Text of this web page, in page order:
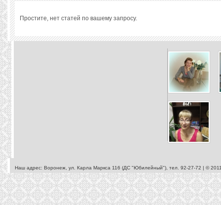
Простите, нет статей по вашему запросу.
Наш адрес: Воронеж, ул. Карла Маркса 116 (ДС "Юбилейный"), тел. 92-27-72 | ©